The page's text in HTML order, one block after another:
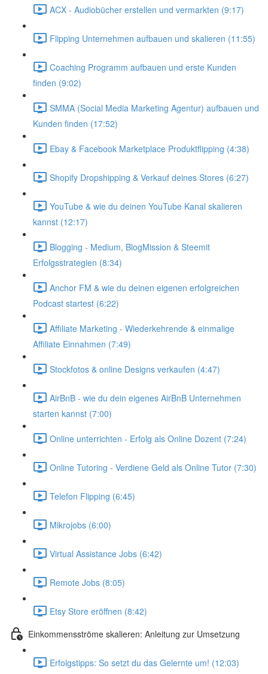
ACX - Audiobücher erstellen und vermarkten (9:17)
Flipping Unternehmen aufbauen und skalieren (11:55)
Coaching Programm aufbauen und erste Kunden
finden (9:02)
SMMA (Social Media Marketing Agentur) aufbauen und
Kunden finden (17:52)
Ebay & Facebook Marketplace Produktflipping (4:38)
Shopify Dropshipping & Verkauf deines Stores (6:27)
YouTube & wie du deinen YouTube Kanal skalieren
kannst (12:17)
Blogging - Medium, BlogMission & Steemit
Erfolgsstrategien (8:34)
Anchor FM & wie du deinen eigenen erfolgreichen
Podcast startest (6:22)
Affiliate Marketing - Wiederkehrende & einmalige
Affiliate Einnahmen (7:49)
Stockfotos & online Designs verkaufen (4:47)
AirBnB - wie du dein eigenes AirBnB Unternehmen
starten kannst (7:00)
Online unterrichten - Erfolg als Online Dozent (7:24)
Online Tutoring - Verdiene Geld als Online Tutor (7:30)
Telefon Flipping (6:45)
Mikrojobs (6:00)
Virtual Assistance Jobs (6:42)
Remote Jobs (8:05)
Etsy Store eröffnen (8:42)
Einkommensströme skalieren: Anleitung zur Umsetzung
Erfolgstipps: So setzt du das Gelernte um! (12:03)